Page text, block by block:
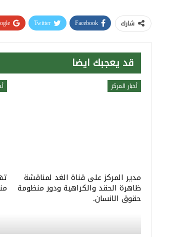
شارك Facebook
Twitter
قد يعجبك ايضا
أخبار المركز
مدير المركز على قناة الغد لمناقشة
ظاهرة الحقد والكراهية ودور منظومة
حقوق الانسان.